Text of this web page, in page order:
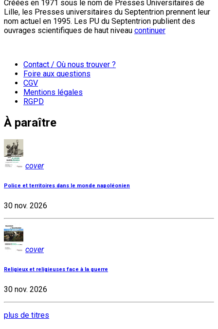
Créées en 1971 sous le nom de Presses Universitaires de
Lille, les Presses universitaires du Septentrion prennent leur
nom actuel en 1995. Les PU du Septentrion publient des
ouvrages scientifiques de haut niveau continuer
Contact / Où nous trouver ?
Foire aux questions
CGV
Mentions légales
RGPD
À paraître
cover
Police et territoires dans le monde napoléonien
30 nov. 2026
cover
Religieux et religieuses face à la guerre
30 nov. 2026
plus de titres